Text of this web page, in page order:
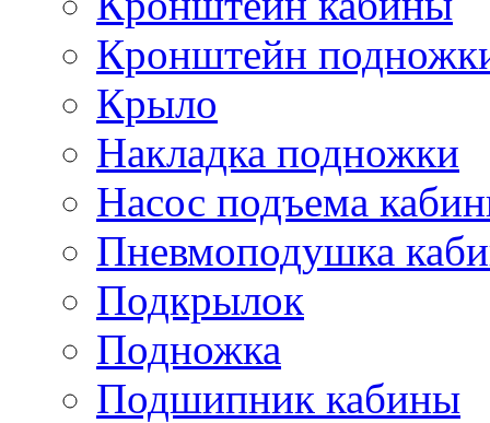
Кронштейн
Крыло
Накладка подножки
Насос подъема
Пневмоподушка
Подкрылок
Подножка
Подшипник кабины